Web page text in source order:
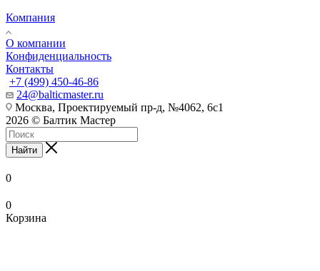
Компания
О компании
Конфиденциальность
Контакты
+7 (499) 450-46-86
24@balticmaster.ru
Москва, Проектируемый пр-д, №4062, 6с1
2026 © Балтик Мастер
Найти
0
0
Корзина